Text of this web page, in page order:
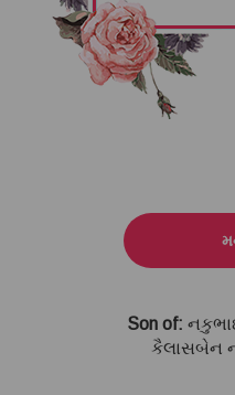
Son of:
કૈલાસબેન